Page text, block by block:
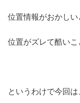
位置情報がおかしい
位置がズレて酷いこ
というわけで今回は